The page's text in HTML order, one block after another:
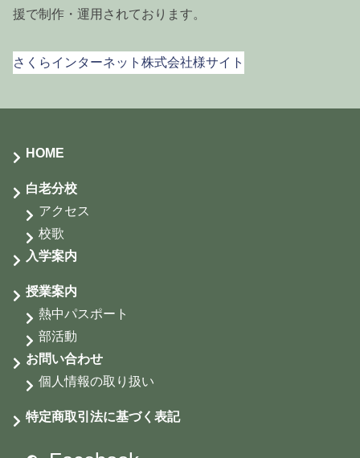
2023年3月
援で制作・運用されております。
さくらインターネット株式会社様サイト
HOME
白老分校
アクセス
校歌
入学案内
授業案内
熱中パスポート
部活動
お問い合わせ
個人情報の取り扱い
特定商取引法に基づく表記